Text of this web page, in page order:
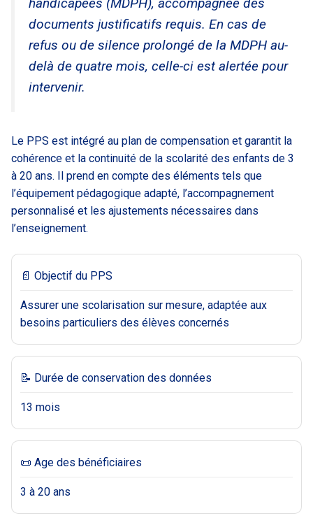
documents justificatifs requis. En cas de
refus ou de silence prolongé de la MDPH au-
delà de quatre mois, celle-ci est alertée pour
intervenir.
Le PPS est intégré au plan de compensation et garantit la
cohérence et la continuité de la scolarité des enfants de 3
à 20 ans. Il prend en compte des éléments tels que
l’équipement pédagogique adapté, l’accompagnement
personnalisé et les ajustements nécessaires dans
l’enseignement.
📄 Objectif du PPS
Assurer une scolarisation sur mesure, adaptée aux
besoins particuliers des élèves concernés
📝 Durée de conservation des données
13 mois
📜 Age des bénéficiaires
3 à 20 ans